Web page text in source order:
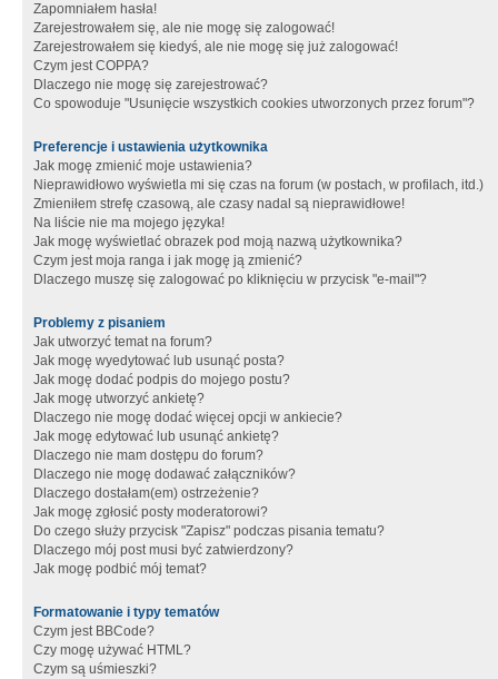
Zapomniałem hasła!
Zarejestrowałem się, ale nie mogę się zalogować!
Zarejestrowałem się kiedyś, ale nie mogę się już zalogować!
Czym jest COPPA?
Dlaczego nie mogę się zarejestrować?
Co spowoduje "Usunięcie wszystkich cookies utworzonych przez forum"?
Preferencje i ustawienia użytkownika
Jak mogę zmienić moje ustawienia?
Nieprawidłowo wyświetla mi się czas na forum (w postach, w profilach, itd.)
Zmieniłem strefę czasową, ale czasy nadal są nieprawidłowe!
Na liście nie ma mojego języka!
Jak mogę wyświetlać obrazek pod moją nazwą użytkownika?
Czym jest moja ranga i jak mogę ją zmienić?
Dlaczego muszę się zalogować po kliknięciu w przycisk "e-mail"?
Problemy z pisaniem
Jak utworzyć temat na forum?
Jak mogę wyedytować lub usunąć posta?
Jak mogę dodać podpis do mojego postu?
Jak mogę utworzyć ankietę?
Dlaczego nie mogę dodać więcej opcji w ankiecie?
Jak mogę edytować lub usunąć ankietę?
Dlaczego nie mam dostępu do forum?
Dlaczego nie mogę dodawać załączników?
Dlaczego dostałam(em) ostrzeżenie?
Jak mogę zgłosić posty moderatorowi?
Do czego służy przycisk "Zapisz" podczas pisania tematu?
Dlaczego mój post musi być zatwierdzony?
Jak mogę podbić mój temat?
Formatowanie i typy tematów
Czym jest BBCode?
Czy mogę używać HTML?
Czym są uśmieszki?